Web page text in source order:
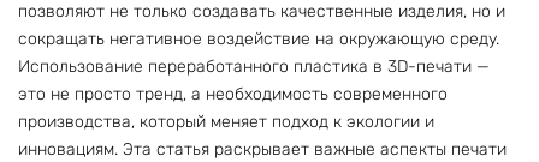
позволяют не только создавать качественные изделия, но и
сокращать негативное воздействие на окружающую среду.
Использование переработанного пластика в 3D-печати —
это не просто тренд, а необходимость современного
производства, который меняет подход к экологии и
инновациям. Эта статья раскрывает важные аспекты печати